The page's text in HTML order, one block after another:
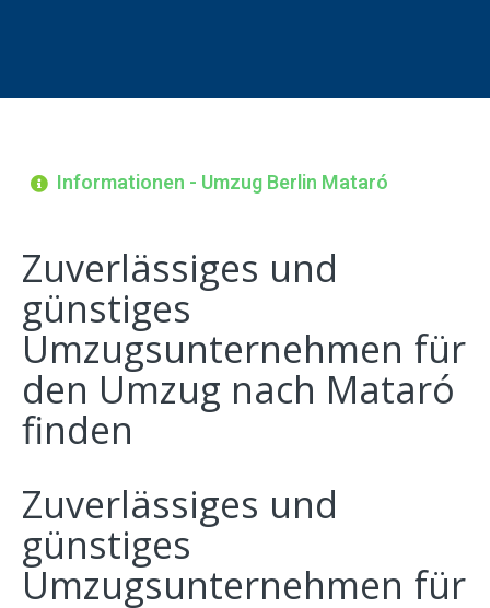
Informationen - Umzug Berlin Mataró
Zuverlässiges und
günstiges
Umzugsunternehmen für
den Umzug nach Mataró
finden
Zuverlässiges und
günstiges
Umzugsunternehmen für